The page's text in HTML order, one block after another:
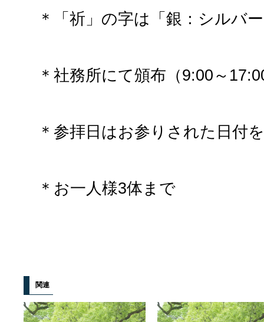
＊「祈」の字は「銀：シルバ
＊社務所にて頒布（9:00～
＊参拝日はお参りされた日付
＊お一人様3体まで
関連